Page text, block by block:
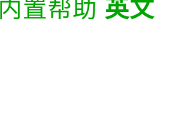
置帮助 英文